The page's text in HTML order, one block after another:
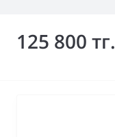
125 800 тг.